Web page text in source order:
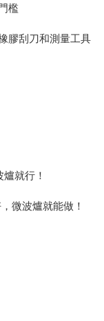
檻
膠刮刀和測量工具
就行！
微波爐就能做！